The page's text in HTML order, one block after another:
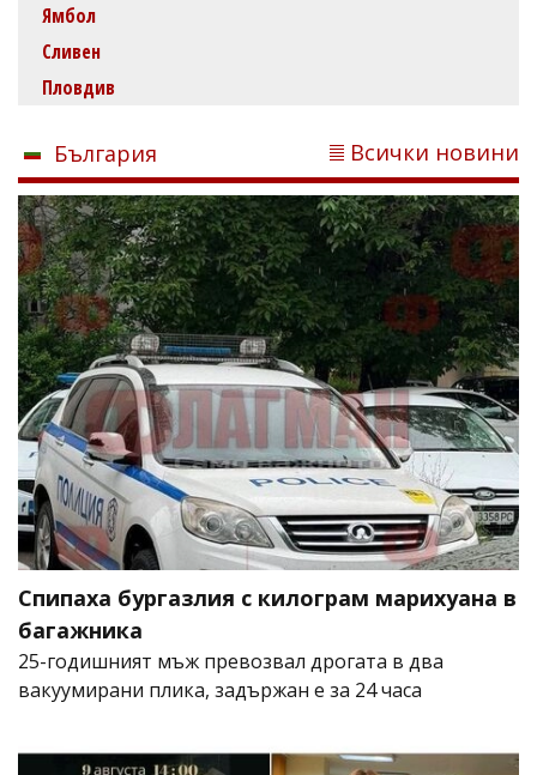
Ямбол
Сливен
Пловдив
България Всички новини
Спипаха бургазлия с килограм марихуана в
багажника
25-годишният мъж превозвал дрогата в два
вакуумирани плика, задържан е за 24 часа